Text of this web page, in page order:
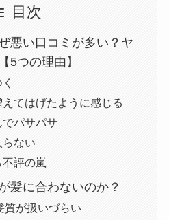
目次
悪い口コミが多い？ヤ
5つの理由】
てはげたように感じる
パサパサ
ない
評の嵐
髪に合わないのか？
質が扱いづらい